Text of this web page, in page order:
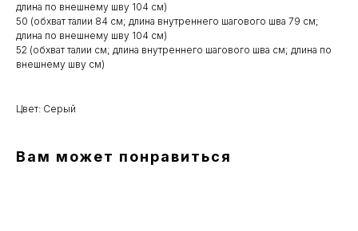
длина по внешнему шву 104 см)
50 (обхват талии 84 см; длина внутреннего шагового шва 79 см;
длина по внешнему шву 104 см)
52 (обхват талии см; длина внутреннего шагового шва см; длина по
внешнему шву см)
Цвет: Серый
Вам может понравиться